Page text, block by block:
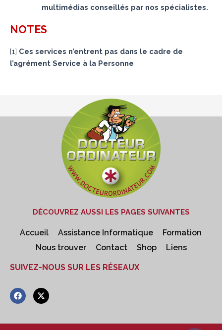
multimédias conseillés par nos spécialistes.
NOTES
[1] Ces services n’entrent pas dans le cadre de
l’agrément Service à la Personne
DÉCOUVREZ AUSSI LES PAGES SUIVANTES
Accueil Assistance Informatique
Formation
Nous trouver
Contact Shop Liens
SUIVEZ-NOUS SUR LES RÉSEAUX
F
a
b
X
-
i